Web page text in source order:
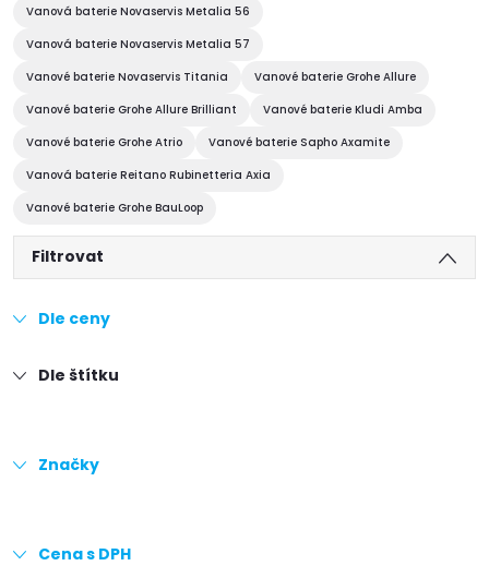
Vanová baterie Novaservis Metalia 56
Vanová baterie Novaservis Metalia 57
Vanové baterie Novaservis Titania
Vanové baterie Grohe Allure
Vanové baterie Grohe Allure Brilliant
Vanové baterie Kludi Amba
Vanové baterie Grohe Atrio
Vanové baterie Sapho Axamite
Vanová baterie Reitano Rubinetteria Axia
Vanové baterie Grohe BauLoop
Filtrovat
Dle ceny
Dle štítku
Značky
Cena s DPH